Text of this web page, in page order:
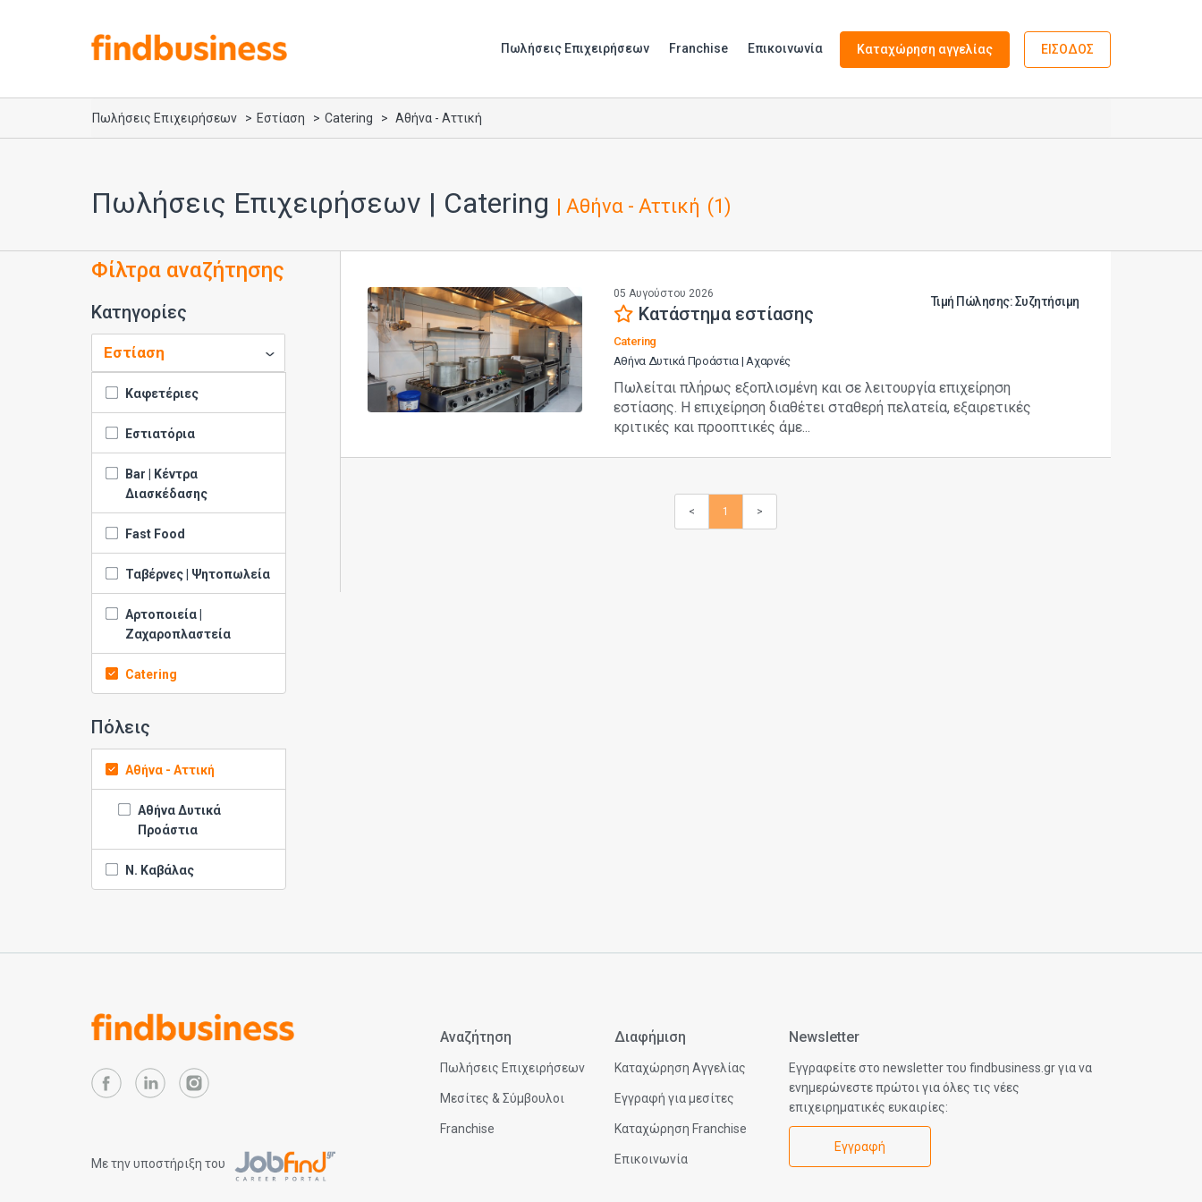
Πωλήσεις Επιχειρήσεων Franchise Επικοινωνία Καταχώρηση αγγελίας ΕΙΣΟΔΟΣ
Πωλήσεις Επιχειρήσεων Εστίαση Catering Αθήνα - Αττική
Πωλήσεις Επιχειρήσεων | Catering | Αθήνα - Αττική (1)
Φίλτρα αναζήτησης
Κατηγορίες
Καφετέριες
Εστιατόρια
Bar | Κέντρα
Διασκέδασης
Fast Food
Ταβέρνες | Ψητοπωλεία
Αρτοποιεία |
Ζαχαροπλαστεία
Catering
Πόλεις
Αθήνα - Αττική
Αθήνα Δυτικά
Προάστια
Ν. Καβάλας
05 Αυγούστου 2026
Κατάστημα εστίασης
Catering
Αθήνα Δυτικά Προάστια | Αχαρνές
Πωλείται πλήρως εξοπλισμένη και σε λειτουργία επιχείρηση
εστίασης. Η επιχείρηση διαθέτει σταθερή πελατεία, εξαιρετικές
κριτικές και προοπτικές άμε...
Τιμή Πώλησης: Συζητήσιμη
< 1 >
Με την υποστήριξη του
Newsletter
Εγγραφείτε στο newsletter του findbusiness.gr για να
ενημερώνεστε πρώτοι για όλες τις νέες
επιχειρηματικές ευκαιρίες:
Εγγραφή
Αναζήτηση
Πωλήσεις Επιχειρήσεων
Μεσίτες & Σύμβουλοι
Franchise
Διαφήμιση
Καταχώρηση Αγγελίας
Εγγραφή για μεσίτες
Καταχώρηση Franchise
Επικοινωνία